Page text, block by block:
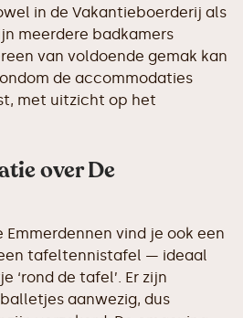
in de Vakantieboerderij als
meerdere badkamers
van voldoende gemak kan
de accommodaties
met uitzicht op het
over De
vind je ook een
tafeltennistafel — ideaal
‘rond de tafel’. Er zijn
aanwezig, dus